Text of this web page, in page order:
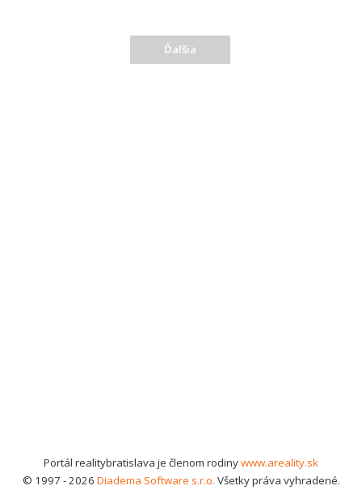
Ďalšia
Portál realitybratislava je členom rodinywww.areality.sk
© 1997 - 2026 Diadema Software s.r.o. Všetky práva vyhradené.